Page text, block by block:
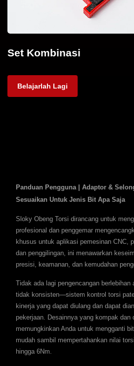
Set Kombinasi
Belajarlah Lagi
Panduan Pengguna | Adaptor &
Sesuaikan Untuk Jenis Bit Apa Saja
Sloky Obeng Torsi dirancang untuk
profesional dan penggemar
khusus untuk aplikasi pemesinan CNC,
dan penggilingan, ini menawarkan
presisi, keamanan, dan kemudahan
Tidak ada lagi pengencangan berlebihan
tidak konsisten—sistem kontrol torsi
kinerja yang dapat diulang dan dapat
pekerjaan. Desainnya yang kompak dan
memungkinkan Anda untuk mengganti
mudah sambil mempertahankan nilai
hingga 6Nm.